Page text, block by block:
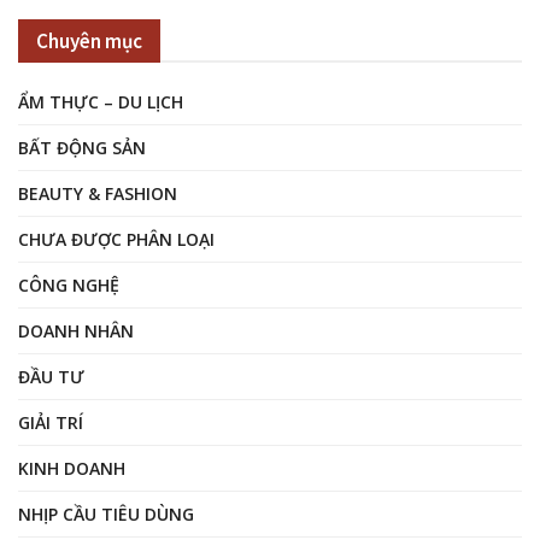
Chuyên mục
ẨM THỰC – DU LỊCH
BẤT ĐỘNG SẢN
BEAUTY & FASHION
CHƯA ĐƯỢC PHÂN LOẠI
CÔNG NGHỆ
DOANH NHÂN
ĐẦU TƯ
GIẢI TRÍ
KINH DOANH
NHỊP CẦU TIÊU DÙNG